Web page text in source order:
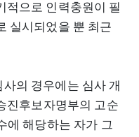
적으로 인력충원이 필
실시되었을 뿐 최근
의 경우에는 심사 개
진후보자명부의 고순
에 해당하는 자가 그